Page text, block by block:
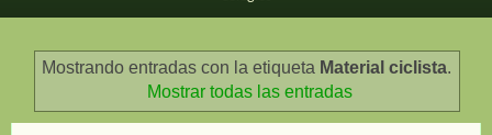
Mostrando entradas con la etiqueta Material ciclista.
Mostrar todas las entradas